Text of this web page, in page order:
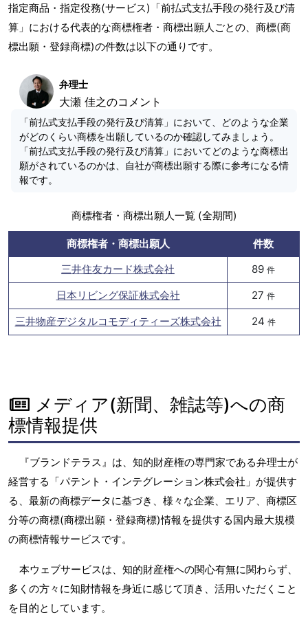
指定商品・指定役務(サービス)「前払式支払手段の発行及び清
算」における代表的な商標権者・商標出願人ごとの、商標(商
標出願・登録商標)の件数は以下の通りです。
弁理士
大瀬 佳之のコメント
「前払式支払手段の発行及び清算」において、どのような企業
がどのくらい商標を出願しているのか確認してみましょう。
「前払式支払手段の発行及び清算」においてどのような商標出
願がされているのかは、自社が商標出願する際に参考になる情
報です。
商標権者・商標出願人一覧 (全期間)
商標権者・商標出願人
件数
三井住友カード株式会社
89 件
日本リビング保証株式会社 27 件
三井物産デジタルコモディティーズ株式会社 24 件
メディア(新聞、雑誌等)への商
標情報提供
『ブランドテラス』は、知的財産権の専門家である弁理士が
経営する「パテント・インテグレーション株式会社」が提供す
る、最新の商標データに基づき、様々な企業、エリア、商標区
分等の商標(商標出願・登録商標)情報を提供する国内最大規模
の商標情報サービスです。
本ウェブサービスは、知的財産権への関心有無に関わらず、
多くの方々に知財情報を身近に感じて頂き、活用いただくこと
を目的としています。